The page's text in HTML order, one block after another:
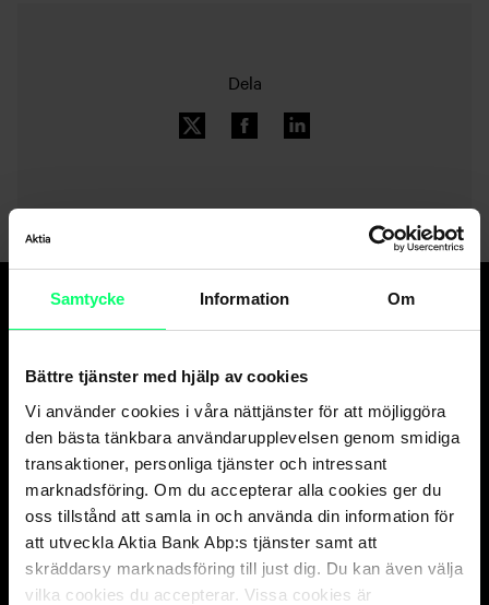
Samtycke Information Om
Bättre tjänster med hjälp av cookies
Vi använder cookies i våra nättjänster för att möjliggöra
den bästa tänkbara användarupplevelsen genom smidiga
transaktioner, personliga tjänster och intressant
marknadsföring. Om du accepterar alla cookies ger du
oss tillstånd att samla in och använda din information för
att utveckla Aktia Bank Abp:s tjänster samt att
skräddarsy marknadsföring till just dig. Du kan även välja
vilka cookies du accepterar. Vissa cookies är
Dela
Och suveräna
kapitalförvaltaren.
Kundservice
Privatkunder
vard. 8-18
010 247 010